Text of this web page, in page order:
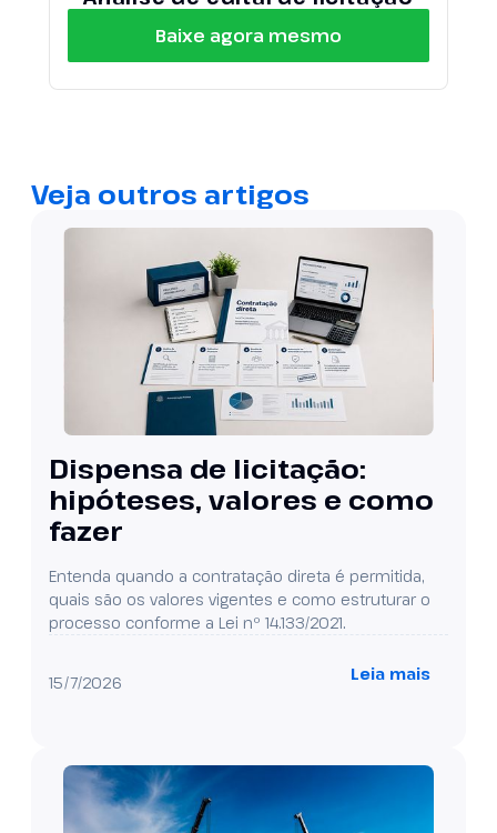
Baixe agora mesmo
Veja outros artigos
Dispensa de licitação:
hipóteses, valores e como
fazer
Entenda quando a contratação direta é permitida,
quais são os valores vigentes e como estruturar o
processo conforme a Lei nº 14.133/2021.
15/7/2026 Leia mais